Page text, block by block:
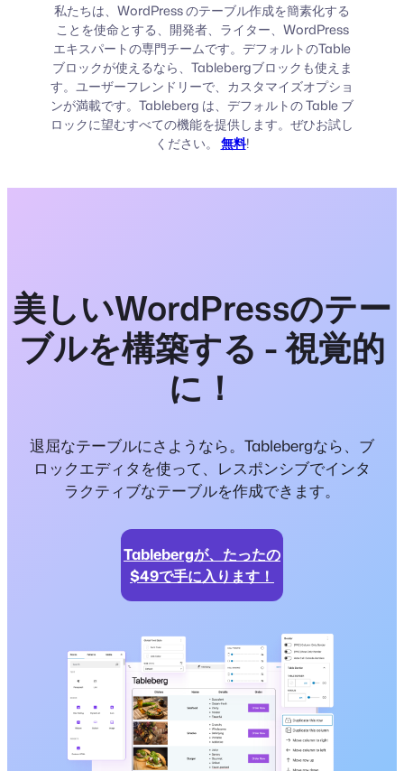
私たちは、WordPress のテーブル作成を簡素化する
ことを使命とする、開発者、ライター、WordPress
エキスパートの専門チームです。デフォルトのTable
ブロックが使えるなら、Tablebergブロックも使えま
す。ユーザーフレンドリーで、カスタマイズオプショ
ンが満載です。Tableberg は、デフォルトの Table ブ
ロックに望むすべての機能を提供します。ぜひお試し
ください。 無料!
美しいWordPressのテー
ブルを構築する - 視覚的
に！
退屈なテーブルにさようなら。Tablebergなら、ブ
ロックエディタを使って、レスポンシブでインタ
ラクティブなテーブルを作成できます。
Tablebergが、たったの
$49で手に入ります！